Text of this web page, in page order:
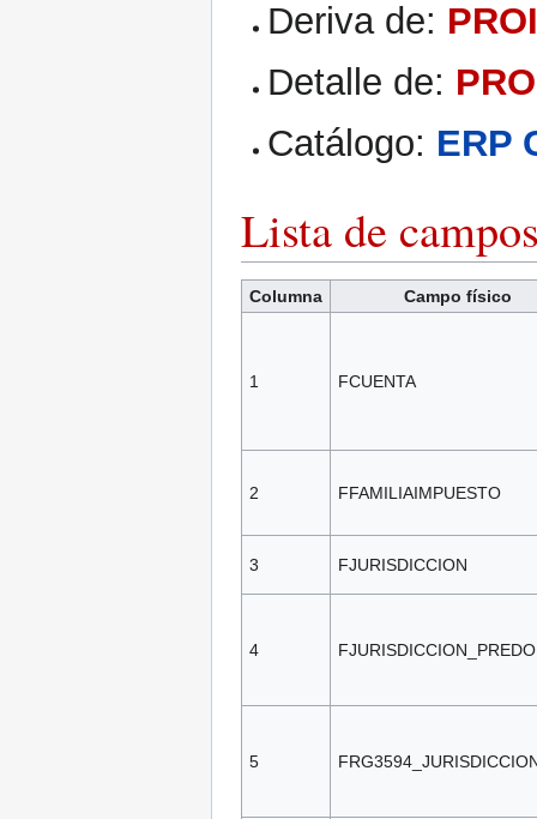
Deriva de:
Detalle de: PRO
Catálogo: ERP
Lista de
Columna Campo físico
1 FCUENTA
2 FFAMILIAIMPUESTO
3 FJURISDICCION
4
5